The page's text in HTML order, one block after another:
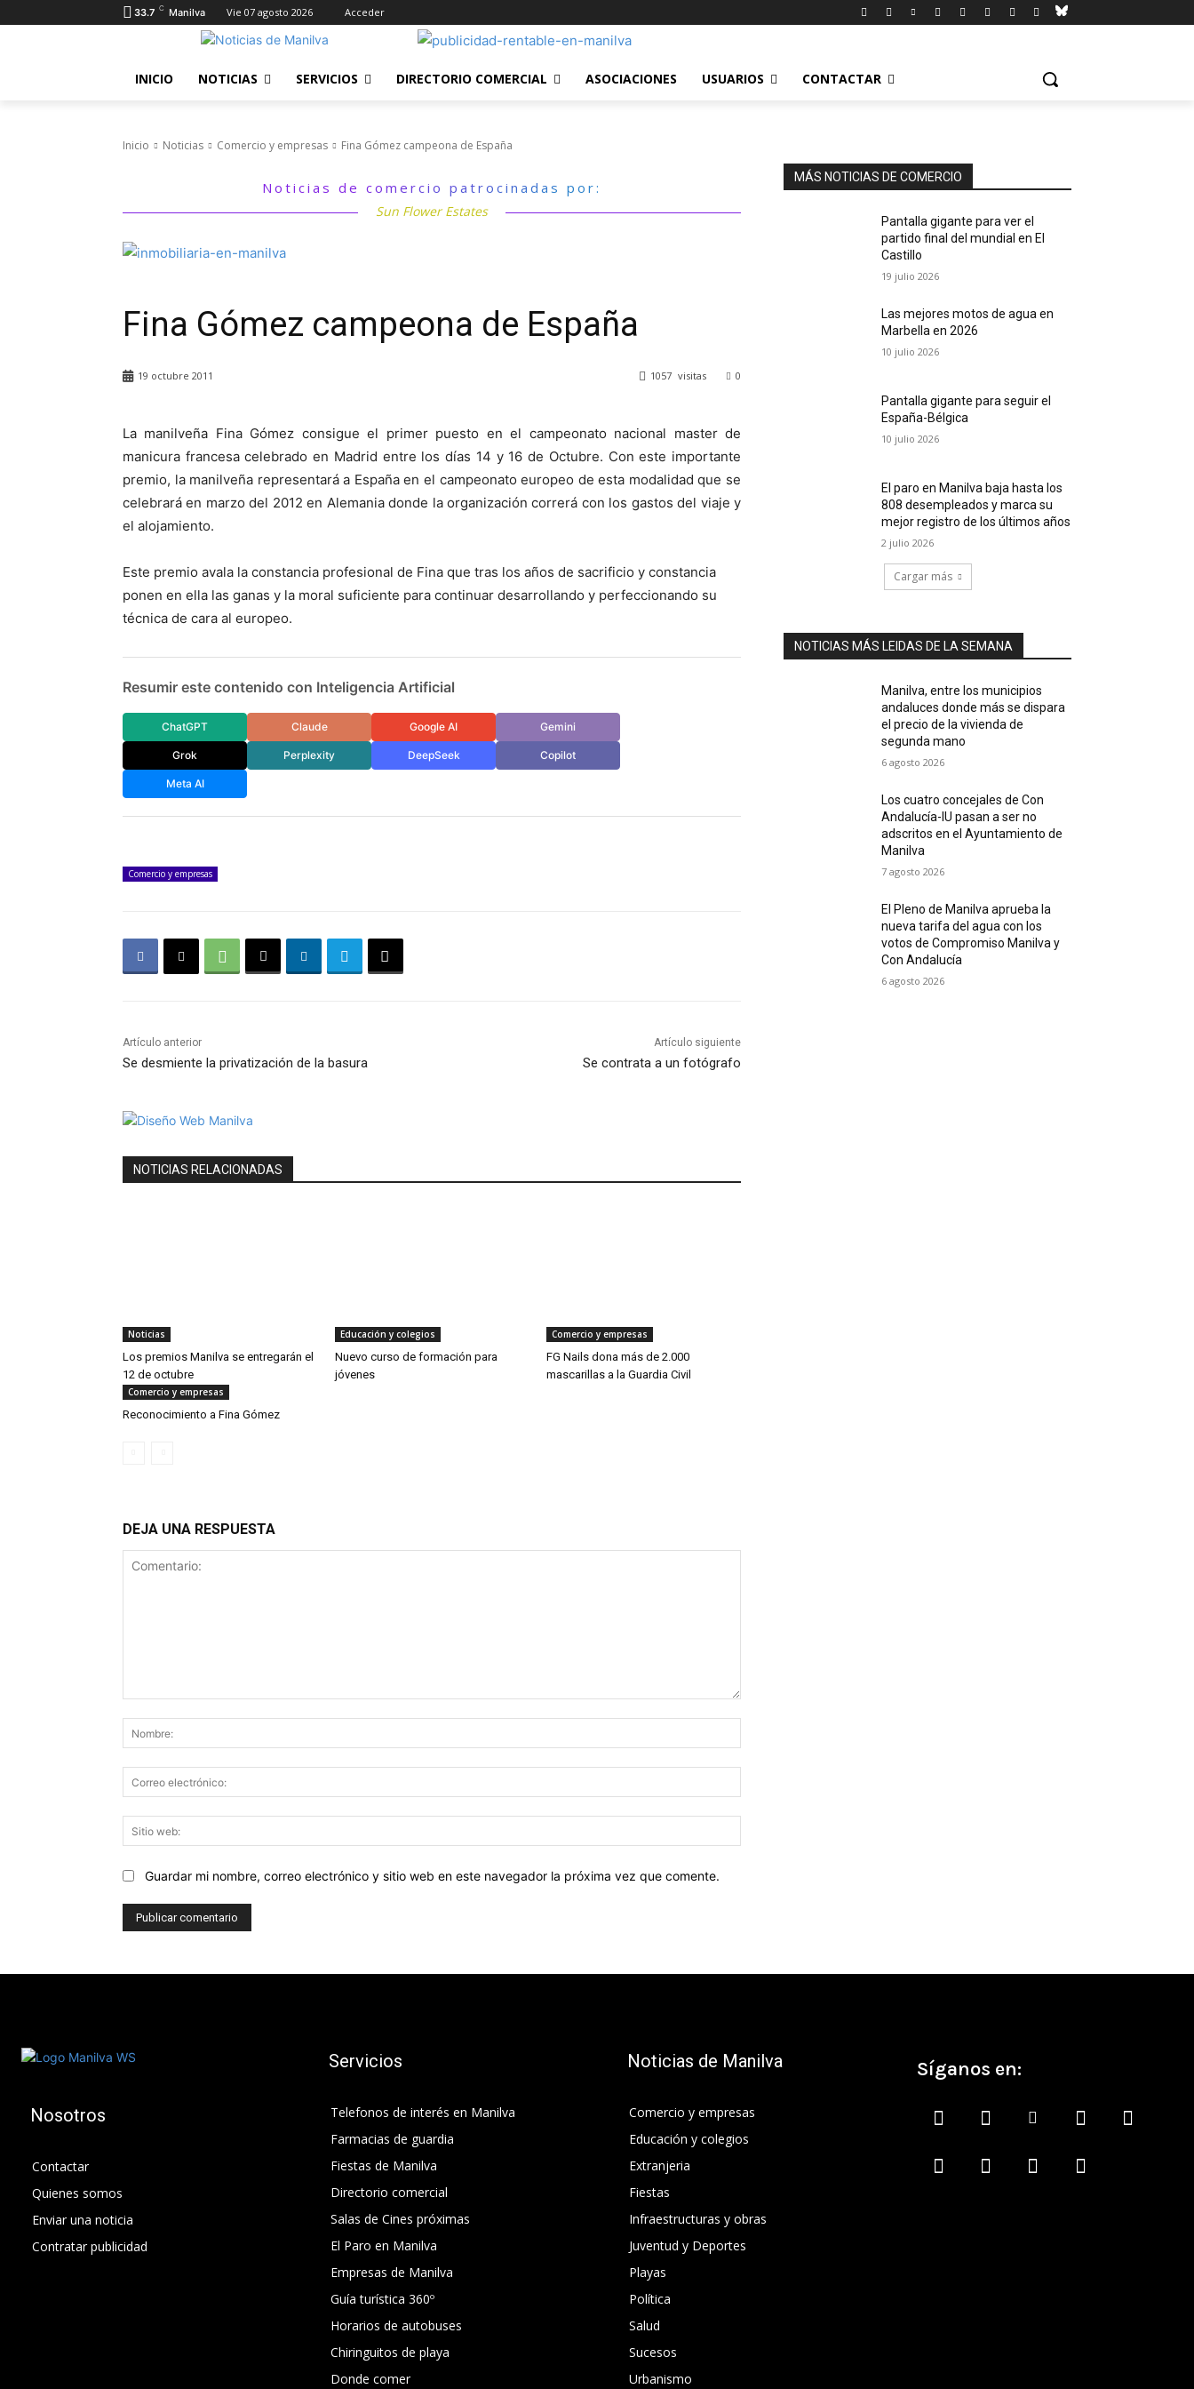
33.7 C Manilva Vie 07 agosto 2026 Acceder
INICIO NOTICIAS SERVICIOS DIRECTORIO COMERCIAL ASOCIACIONES USUARIOS CONTACTAR
Inicio Noticias Comercio y empresas Fina Gómez campeona de España
Noticias de comercio patrocinadas por:
Sun Flower Estates
Fina Gómez campeona de España
19 octubre 2011 0
1057 visitas
La manilveña Fina Gómez consigue el primer puesto en el campeonato nacional master de
manicura francesa celebrado en Madrid entre los días 14 y 16 de Octubre. Con este importante
premio, la manilveña representará a España en el campeonato europeo de esta modalidad que se
celebrará en marzo del 2012 en Alemania donde la organización correrá con los gastos del viaje y
el alojamiento.
Este premio avala la constancia profesional de Fina que tras los años de sacrificio y constancia
ponen en ella las ganas y la moral suficiente para continuar desarrollando y perfeccionando su
técnica de cara al europeo.
Resumir este contenido con Inteligencia Artificial
ChatGPT Claude Google AI Gemini
Grok Perplexity DeepSeek Copilot
Meta AI
Comercio y empresas
Artículo anterior
Se desmiente la privatización de la basura
Artículo siguiente
Se contrata a un fotógrafo
NOTICIAS RELACIONADAS
Noticias
Los premios Manilva se entregarán el
12 de octubre
Educación y colegios
Nuevo curso de formación para
jóvenes
Comercio y empresas
FG Nails dona más de 2.000
mascarillas a la Guardia Civil
Comercio y empresas
Reconocimiento a Fina Gómez
DEJA UNA RESPUESTA
electrónico:
web:
Guardar mi nombre, correo electrónico y sitio web en este navegador la próxima vez que comente.
MÁS NOTICIAS DE COMERCIO
Pantalla gigante para ver el
partido final del mundial en El
Castillo
19 julio 2026
Las mejores motos de agua en
Marbella en 2026
10 julio 2026
Pantalla gigante para seguir el
España-Bélgica
10 julio 2026
El paro en Manilva baja hasta los
808 desempleados y marca su
mejor registro de los últimos años
2 julio 2026
Cargar más
NOTICIAS MÁS LEIDAS DE LA SEMANA
Manilva, entre los municipios
andaluces donde más se dispara
el precio de la vivienda de
segunda mano
6 agosto 2026
Los cuatro concejales de Con
Andalucía-IU pasan a ser no
adscritos en el Ayuntamiento de
Manilva
7 agosto 2026
El Pleno de Manilva aprueba la
nueva tarifa del agua con los
votos de Compromiso Manilva y
Con Andalucía
6 agosto 2026
Nosotros
Contactar
Quienes somos
Enviar una noticia
Contratar publicidad
Servicios
Telefonos de interés en Manilva
Farmacias de guardia
Fiestas de Manilva
Directorio comercial
Salas de Cines próximas
El Paro en Manilva
Empresas de Manilva
Guía turística 360º
Horarios de autobuses
Chiringuitos de playa
Donde comer
Noticias de Manilva
Comercio y empresas
Educación y colegios
Extranjeria
Fiestas
Infraestructuras y obras
Juventud y Deportes
Playas
Política
Salud
Sucesos
Urbanismo
Síganos en: